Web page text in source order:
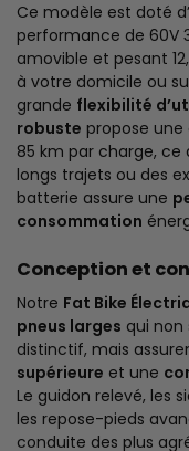
Ce modèle est doté
performance de 60V
amovible et pesant
à votre domicile ou
grande flexibilité
robuste propose
85 km par charge,
longs trajets ou des
batterie assure une
consommation
Conception et
Notre Fat Bike
pneus larges qui
distinctif, mais
supérieure et une
Le guidon relevé, les
les repose-pieds
conduite des plus